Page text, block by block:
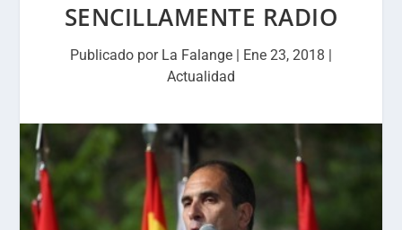
SENCILLAMENTE RADIO
Publicado por La Falange | Ene 23, 2018 |
Actualidad